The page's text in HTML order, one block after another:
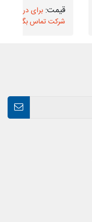
برای دریافت
شرکت تماس بگیرید